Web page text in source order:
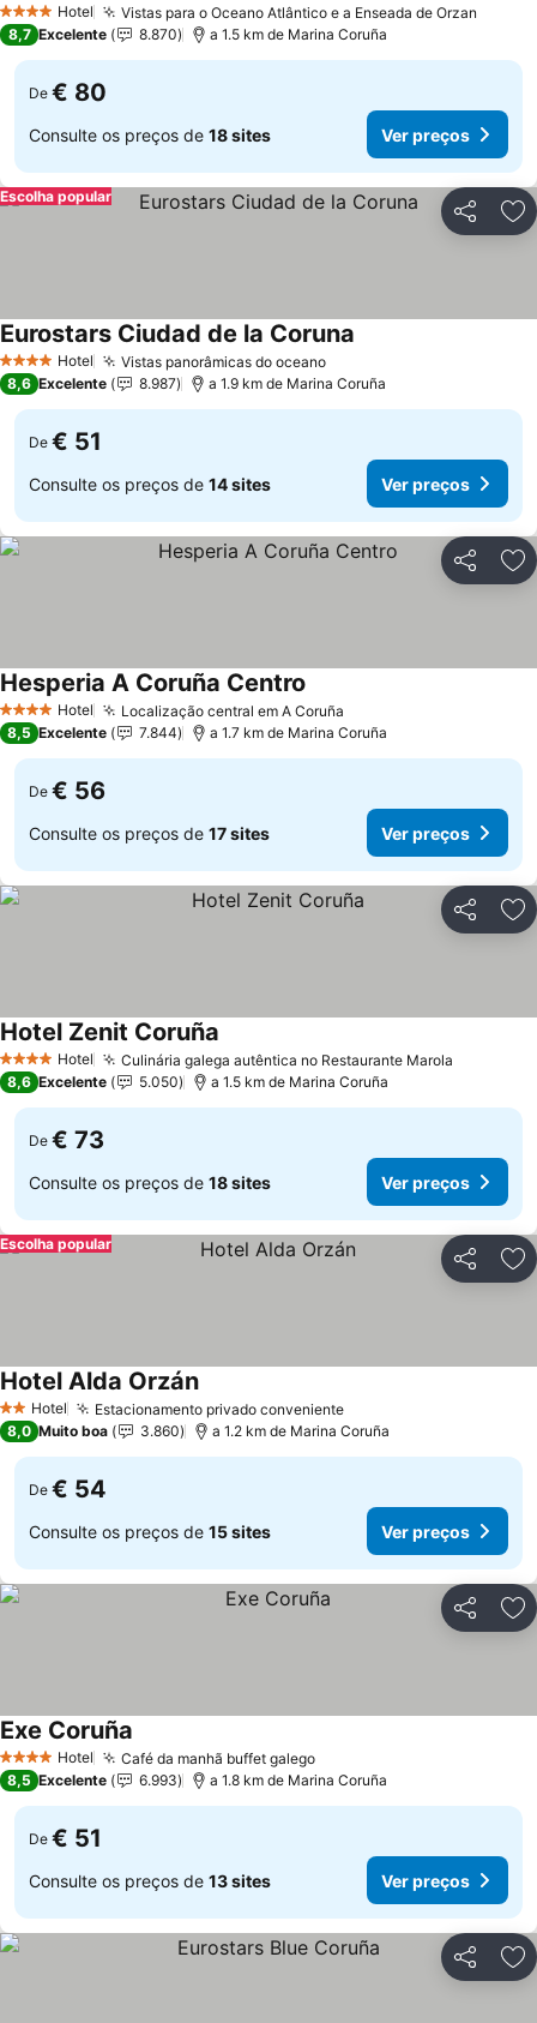
4 EstrelasHotel Vistas para o Oceano Atlântico e a Enseada de Orzan
8,7 Excelente 8.870 a 1.5 km de Marina Coruña
De € 80
Consulte os preços de 18 sites Ver preços
Partilhar
Escolha popular
4 EstrelasHotel Vistas panorâmicas do oceano
Eurostars Ciudad de la Coruna
8,6 Excelente 8.987 a 1.9 km de Marina Coruña
De € 51
Consulte os preços de 14 sites Ver preços
Partilhar
4 EstrelasHotel Localização central em A Coruña
Hesperia A Coruña Centro
8,5 Excelente 7.844 a 1.7 km de Marina Coruña
De € 56
Consulte os preços de 17 sites Ver preços
Partilhar
4 EstrelasHotel Culinária galega autêntica no Restaurante Marola
Hotel Zenit Coruña
8,6 Excelente 5.050 a 1.5 km de Marina Coruña
De € 73
Consulte os preços de 18 sites Ver preços
Partilhar
Escolha popular
2 Estrelas
Hotel Estacionamento privado conveniente
Hotel Alda Orzán
8,0 Muito boa 3.860 a 1.2 km de Marina Coruña
De € 54
Consulte os preços de 15 sites Ver preços
Partilhar
4 EstrelasHotel Café da manhã buffet galego
Exe Coruña
8,5 Excelente 6.993 a 1.8 km de Marina Coruña
De € 51
Consulte os preços de 13 sites Ver preços
Partilhar